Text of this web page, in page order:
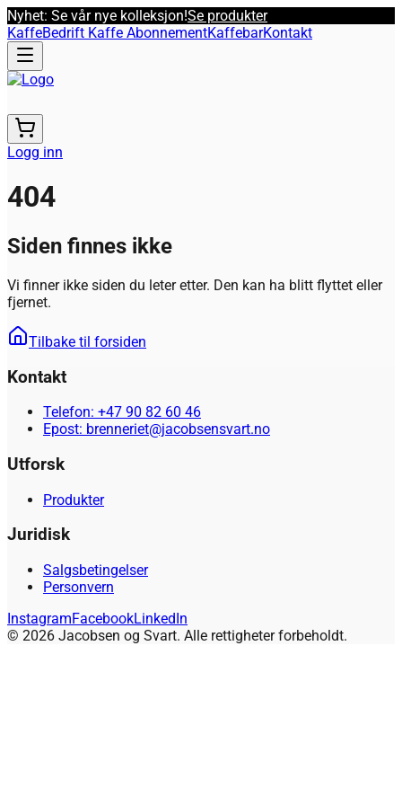
Nyhet: Se vår nye kolleksjon!Se produkter
KaffeBedrift Kaffe AbonnementKaffebarKontakt
Logg inn
404
Siden finnes ikke
Vi finner ikke siden du leter etter. Den kan ha blitt flyttet eller
fjernet.
Tilbake til forsiden
Kontakt
Telefon: +47 90 82 60 46
Epost: brenneriet@jacobsensvart.no
Utforsk
Produkter
Juridisk
Salgsbetingelser
Personvern
InstagramFacebookLinkedIn
© 2026 Jacobsen og Svart. Alle rettigheter forbeholdt.